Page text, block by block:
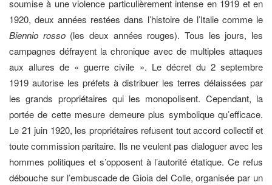
soumise à une violence particulièrement intense en 1919 et en
1920, deux années restées dans l’histoire de l’Italie comme le
Biennio rosso(les deux années rouges). Tous les jours, les
campagnes défrayent la chronique avec de multiples attaques
aux allures de « guerre civile ». Le décret du 2 septembre
1919 autorise les préfets à distribuer les terres délaissées par
les grands propriétaires qui les monopolisent. Cependant, la
portée de cette mesure demeure plus symbolique qu’efficace.
Le 21 juin 1920, les propriétaires refusent tout accord collectif et
toute commission paritaire. Ils ne veulent pas dialoguer avec les
hommes politiques et s’opposent à l’autorité étatique. Ce refus
débouche sur l’embuscade de Gioia del Colle, organisée par un